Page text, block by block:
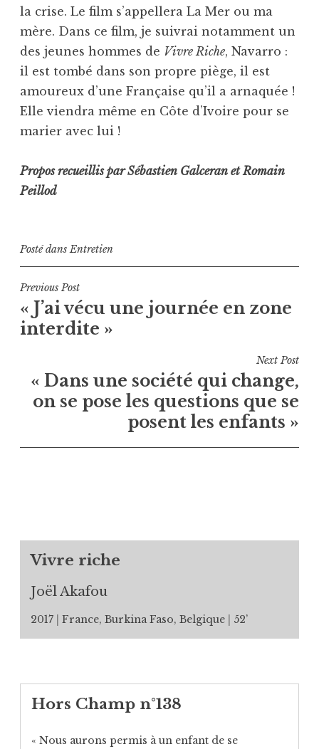
la crise. Le film s’appellera La Mer ou ma
mère. Dans ce film, je suivrai notamment un
des jeunes hommes de Vivre Riche, Navarro :
il est tombé dans son propre piège, il est
amoureux d’une Française qu’il a arnaquée !
Elle viendra même en Côte d’Ivoire pour se
marier avec lui !
Propos recueillis par Sébastien Galceran et Romain
Peillod
Posté dansEntretien
Navigation
de
l’article
Previous Post
« J’ai vécu une journée en zone
interdite »
Next Post
« Dans une société qui change,
on se pose les questions que se
posent les enfants »
Vivre riche
Joël Akafou
2017 France, Burkina Faso, Belgique 52’
Hors Champ n°138
« Nous aurons permis à un enfant de se